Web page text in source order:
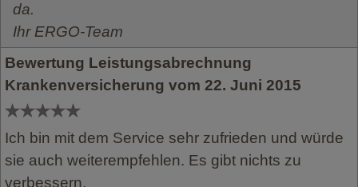
da.
Ihr ERGO-Team
Bewertung Leistungsabrechnung
Krankenversicherung vom 22. Juni 2015
Ich bin mit dem Service sehr zufrieden und würde
sie auch weiterempfehlen. Es gibt nichts zu
verbessern.